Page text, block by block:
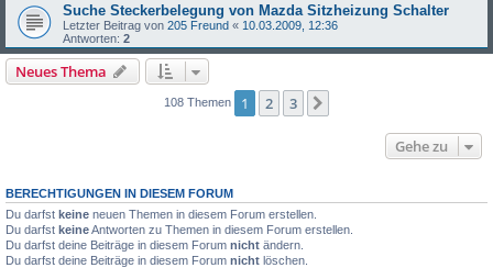
Suche Steckerbelegung von Mazda Sitzheizung Schalter
Letzter Beitrag von 205 Freund « 10.03.2009, 12:36
Antworten: 2
Neues Thema
108 Themen 1 2 3
Gehe zu
BERECHTIGUNGEN IN DIESEM FORUM
Du darfst keine neuen Themen in diesem Forum erstellen.
Du darfst keineAntworten zu Themen in diesem Forum erstellen.
Du darfst deine Beiträge in diesem Forum nicht ändern.
Du darfst deine Beiträge in diesem Forum nicht löschen.